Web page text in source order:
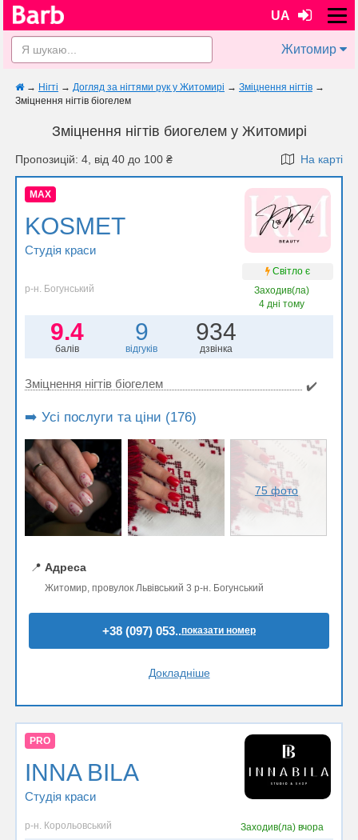
UA
Житомир
→ Нігті → Догляд за нігтями рук у Житомирі → Зміцнення нігтів →
Зміцнення нігтів біогелем
Зміцнення нігтів биогелем у Житомирі
Пропозицій: 4, від 40 до 100 ₴ На карті
MAX
KOSMET
Студія краси
Світло є
р-н. Богунський
Заходив(ла)
4 дні тому
9.4
балів
9
відгуків
934
дзвінка
Зміцнення нігтів біогелем ✔️
➡️ Усі послуги та ціни (176)
75 фото
📍 Адреса
Житомир, провулок Львівський 3 р-н. Богунський
+38 (097) 053..показати номер
Докладніше
PRO
INNA BILA
Студія краси
р-н. Корольовський Заходив(ла) вчора